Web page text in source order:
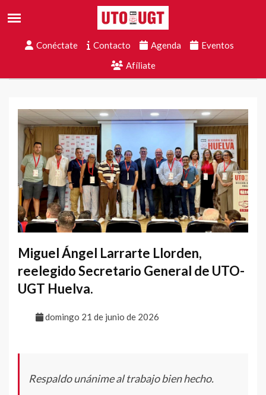
Conéctate Contacto Agenda
Eventos
Afíliate
Miguel Ángel Larrarte Llorden,
reelegido Secretario General de UTO-
UGT Huelva.
domingo 21 de junio de 2026
Respaldo unánime al trabajo bien hecho.